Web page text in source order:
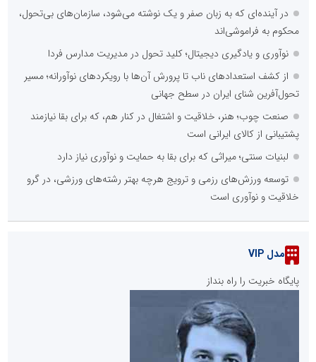
در آینده‌ای که به زبان صفر و یک نوشته می‌شود، سازمان‌های بی‌تحول،
محکوم به فراموشی‌اند
نوآوری و یادگیری دیجیتال؛ کلید تحول در مدیریت مدارس فردا
از کشف استعدادهای ناب تا پرورش آن‌ها با رویکردهای نوآورانه؛ مسیر
تحول‌آفرین شنای ایران در سطح جهانی
صنعت چوب؛ هنر، خلاقیت و اشتغال در کنار هم، که برای بقا نیازمند
پشتیبانی از کالای ایرانی است
لبنیات سنتی؛ میراثی که برای بقا به حمایت و نوآوری نیاز دارد
توسعه ورزش‌های رزمی و ترویج هرچه بهتر رشته‌های ورزشی، در گرو
خلاقیت و نوآوری است
مدل VIP
پایگاه خبریت را راه بنداز